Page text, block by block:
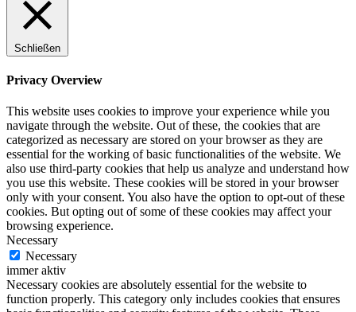
Schließen
Privacy Overview
This website uses cookies to improve your experience while you
navigate through the website. Out of these, the cookies that are
categorized as necessary are stored on your browser as they are
essential for the working of basic functionalities of the website. We
also use third-party cookies that help us analyze and understand how
you use this website. These cookies will be stored in your browser
only with your consent. You also have the option to opt-out of these
cookies. But opting out of some of these cookies may affect your
browsing experience.
Necessary
Necessary
immer aktiv
Necessary cookies are absolutely essential for the website to
function properly. This category only includes cookies that ensures